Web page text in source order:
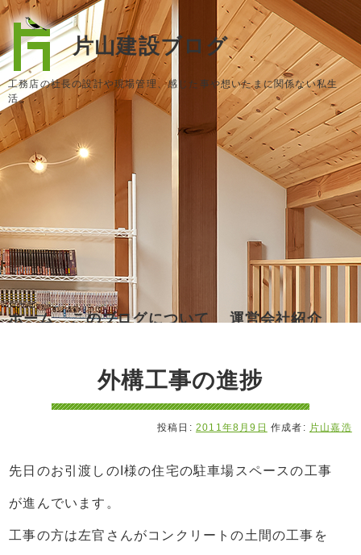
片山建設ブログ
工務店の社長の設計や現場管理、感じた事や想いたまに関係ない私生
活。
ホーム このブログについて
運営会社紹介
外構工事の進捗
投稿日: 2011年8月9日 作成者: 片山嘉浩
先日のお引渡しのI様の住宅の駐車場スペースの工事
が進んでいます。
工事の方は左官さんがコンクリートの土間の工事を